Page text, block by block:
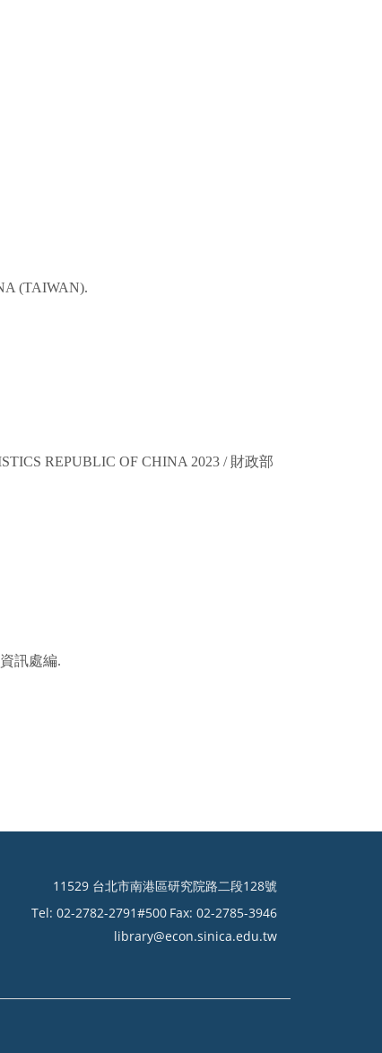
(TAIWAN).
REPUBLIC OF CHINA 2023 / 財政部
訊處編.
11529 台北市南港區研究院路二段128號
Tel: 02-2782-2791#500 Fax: 02-2785-3946
library@econ.sinica.edu.tw